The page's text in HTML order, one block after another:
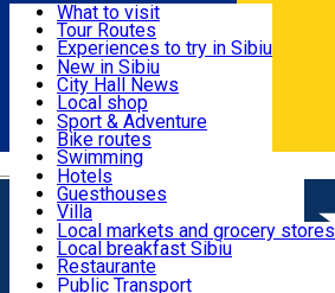
Română
Useful info
Activities & Adventure
Accommodation
Food, Drinks & Nightlife
Transport & Parking
What to visit
Tour Routes
Experiences to try in Sibiu
Podcast
Culture
Museums
Churches
Parks, Zoo
County of Sibiu
New in Sibiu
City Hall News
Local shop
Sibiu artisans
Sibiul Verde
Public services
Education
How do I get to Sibiu
Tourist Info
Tour Guides
Guided tours
Publicații locale
Beauty salons
Sport & Adventure
Bike routes
Swimming
Riding
Indoor activities
Loc de joacă indoor
Loc de joacă outdoor
Ski
Ice skating
Yoga
Hotels
Guesthouses
Villa
Hostels
Motel
Camping
Renting rooms
Local markets and grocery stores
Local breakfast Sibiu
Restaurante
Pizza
Public Transport